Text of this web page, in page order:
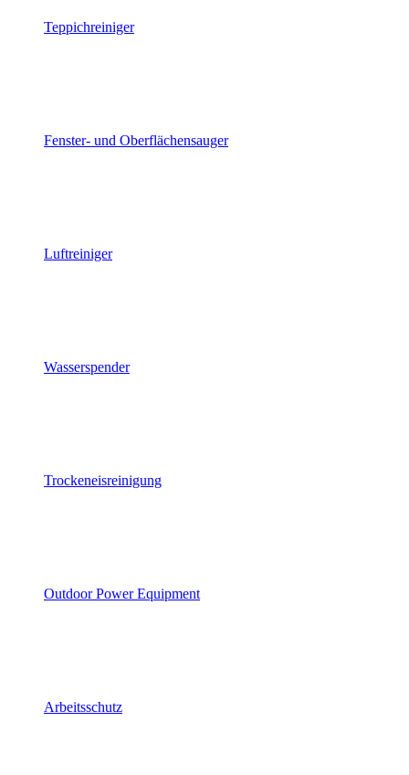
Teppichreiniger
Fenster- und Oberflächensauger
Luftreiniger
Wasserspender
Trockeneisreinigung
Outdoor Power Equipment
Arbeitsschutz